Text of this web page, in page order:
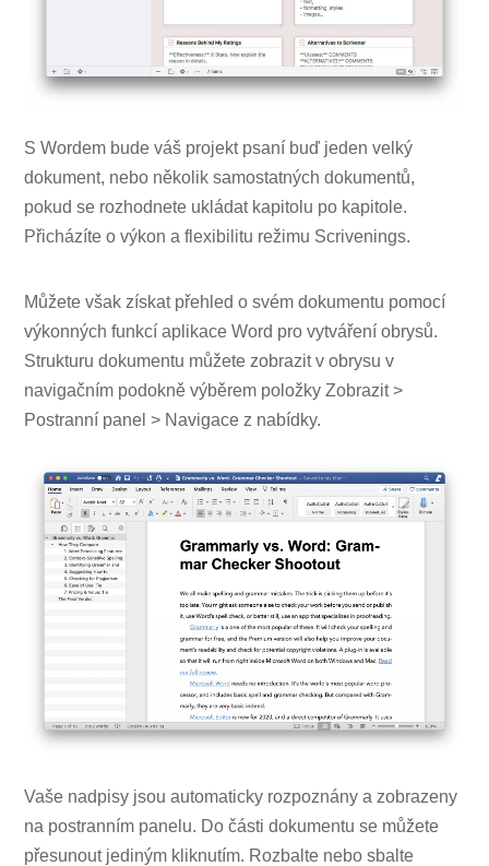
S Wordem bude váš projekt psaní buď jeden velký
dokument, nebo několik samostatných dokumentů,
pokud se rozhodnete ukládat kapitolu po kapitole.
Přicházíte o výkon a flexibilitu režimu Scrivenings.
Můžete však získat přehled o svém dokumentu pomocí
výkonných funkcí aplikace Word pro vytváření obrysů.
Strukturu dokumentu můžete zobrazit v obrysu v
navigačním podokně výběrem položky Zobrazit >
Postranní panel > Navigace z nabídky.
Vaše nadpisy jsou automaticky rozpoznány a zobrazeny
na postranním panelu. Do části dokumentu se můžete
přesunout jediným kliknutím. Rozbalte nebo sbalte